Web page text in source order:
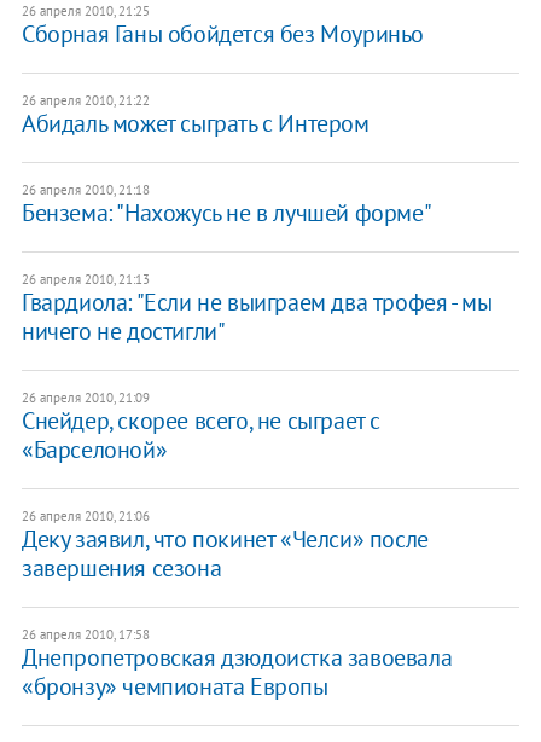
26 апреля 2010, 21:25
Сборная Ганы обойдется без Моуриньо
26 апреля 2010, 21:22
Абидаль может сыграть с Интером
26 апреля 2010, 21:18
Бензема: "Нахожусь не в лучшей форме"
26 апреля 2010, 21:13
Гвардиола: "Если не выиграем два трофея - мы
ничего не достигли"
26 апреля 2010, 21:09
Снейдер, скорее всего, не сыграет с
«Барселоной»
26 апреля 2010, 21:06
Деку заявил, что покинет «Челси» после
завершения сезона
26 апреля 2010, 17:58
Днепропетровская дзюдоистка завоевала
«бронзу» чемпионата Европы